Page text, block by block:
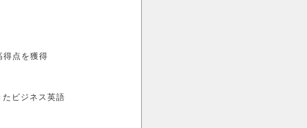
点を獲得
ビジネス英語